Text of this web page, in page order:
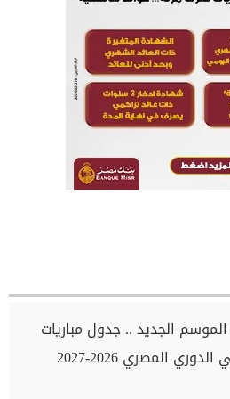
الجديد .. جدول مباريات
المصري 2026-2027